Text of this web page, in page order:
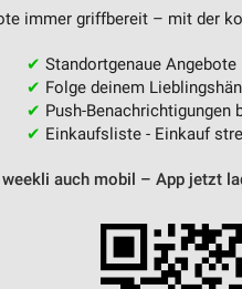
immer griffbereit – mit der
✔ Standortgenaue Angebote
✔ Folge deinem
✔ Push-Benachrichtigungen
✔ Einkaufsliste - Einkauf
auch mobil – App jetzt